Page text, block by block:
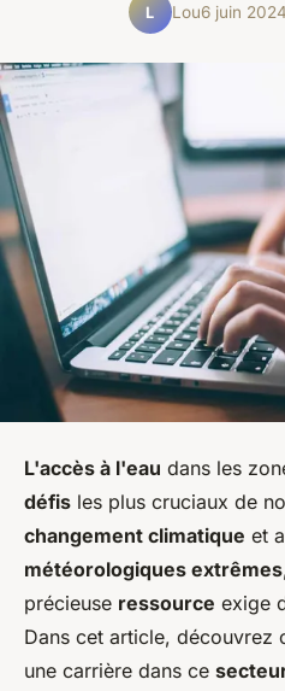
L Lou6 juin 2024
L'accès à l'eau dans les
défis les plus cruciaux de
changement climatique et
météorologiques extrêmes
précieuse ressource exige
Dans cet article, découvrez
une carrière dans ce